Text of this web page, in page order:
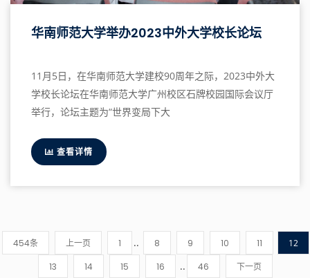
华南师范大学举办2023中外大学校长论坛
11月5日，在华南师范大学建校90周年之际，2023中外大
学校长论坛在华南师范大学广州校区石牌校园国际会议厅
举行，论坛主题为“世界变局下大
查看详情
454条 上一页 1 .. 8 9 10 11
12
13
14 15 16 .. 46 下一页